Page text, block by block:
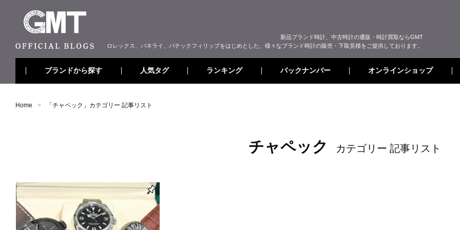
新品ブランド時計、中古時計の通販・時計買取ならGMT
ロレックス、パネライ、パテックフィリップをはじめとした、様々なブランド時計の販売・下取見積をご提供しております。
ブランドから探す 人気タグ ランキング バックナンバー オンラインショップ
Home 「 チャペック 」カテゴリー 記事リスト
チャペック カテゴリー 記事リスト